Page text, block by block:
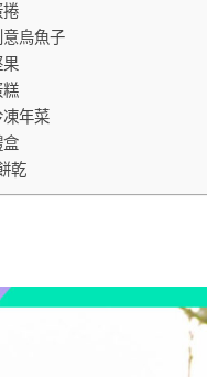
捲
烏魚子
果
糕
凍年菜
盒
乾